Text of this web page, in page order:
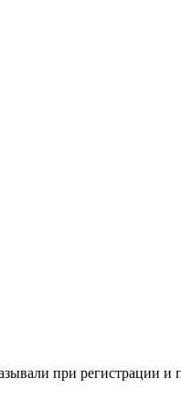
при регистрации и